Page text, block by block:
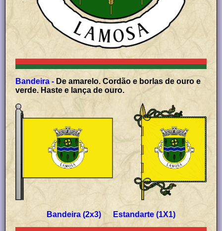
Bandeira - De amarelo. Cordão e borlas de ouro e
verde. Haste e lança de ouro.
Bandeira (2x3) Estandarte (1X1)